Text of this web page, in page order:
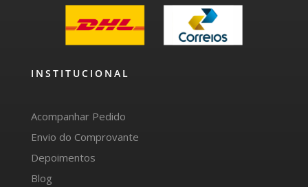
INSTITUCIONAL
Acompanhar Pedido
Envio do Comprovante
Depoimentos
Blog